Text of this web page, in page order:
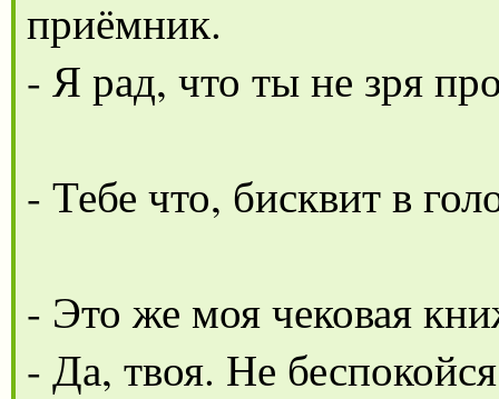
приёмник.
- Я рад, что ты не зря
- Тебе что, бисквит в
- Это же моя чековая
- Да, твоя. Не